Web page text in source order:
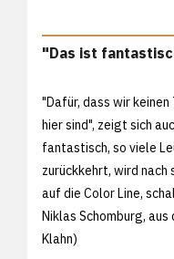
"Das ist
"Dafür, dass wir
hier sind", zeigt sich
fantastisch, so viele
zurückkehrt, wird
auf die Color Line,
Niklas Schomburg, aus
Klahn)